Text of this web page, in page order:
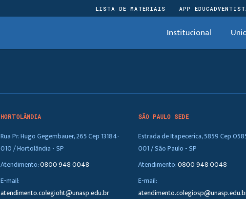
LISTA DE MATERIAIS APP
Institucional
HORTOLÂNDIA
Rua Pr. Hugo Gegembauer, 265 Cep 13184-
010 / Hortolândia - SP
Atendimento:0800 948 0048
E-mail:
atendimento.colegioht@unasp.edu.br
SÃO PAULO SEDE
Estrada de Itapecerica, 5859 Cep
001 / São Paulo - SP
Atendimento:0800 948 0048
E-mail: